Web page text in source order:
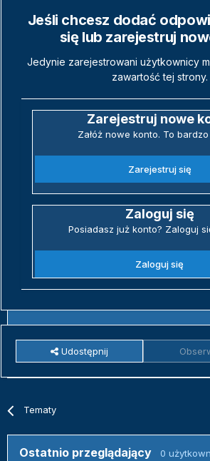
Jeśli chcesz dodać
się lub zarejestruj
Jedynie zarejestrowani użytkownicy
zawartość tej strony.
Zarejestruj nowe
Załóż nowe konto. To
Zarejestruj się
Zaloguj się
Posiadasz już konto? Zaloguj
Zaloguj się
Udostępnij
Tematy
Ostatnio przeglądający 0